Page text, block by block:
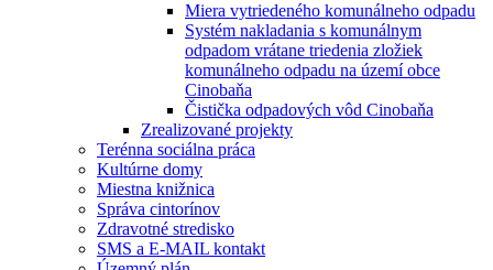
Miera vytriedeného komunálneho odpadu
Systém nakladania s komunálnym
odpadom vrátane triedenia zložiek
komunálneho odpadu na území obce
Cinobaňa
Čistička odpadových vôd Cinobaňa
Zrealizované projekty
Terénna sociálna práca
Kultúrne domy
Miestna knižnica
Správa cintorínov
Zdravotné stredisko
SMS a E-MAIL kontakt